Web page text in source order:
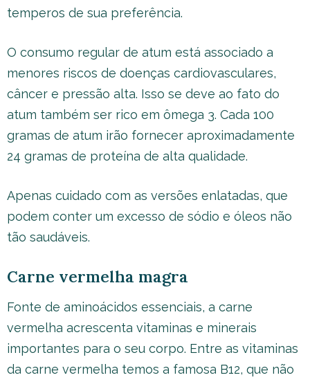
temperos de sua preferência.
O consumo regular de atum está associado a
menores riscos de doenças cardiovasculares,
câncer e pressão alta. Isso se deve ao fato do
atum também ser rico em ômega 3. Cada 100
gramas de atum irão fornecer aproximadamente
24 gramas de proteína de alta qualidade.
Apenas cuidado com as versões enlatadas, que
podem conter um excesso de sódio e óleos não
tão saudáveis.
Carne vermelha magra
Fonte de aminoácidos essenciais, a carne
vermelha acrescenta vitaminas e minerais
importantes para o seu corpo. Entre as vitaminas
da carne vermelha temos a famosa B12, que não